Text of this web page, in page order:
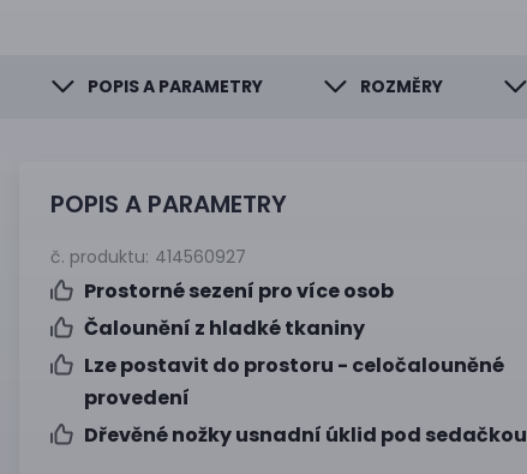
POPIS A PARAMETRY ROZMĚRY
POPIS A PARAMETRY
č. produktu: 414560927
Prostorné sezení pro více osob
Čalounění z hladké tkaniny
Lze postavit do prostoru - celočalouněné
provedení
Dřevěné nožky usnadní úklid pod sedačkou